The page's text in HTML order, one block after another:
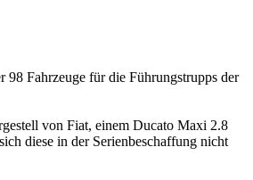
Fahrzeuge für die Führungstrupps der
von Fiat, einem Ducato Maxi 2.8
diese in der Serienbeschaffung nicht